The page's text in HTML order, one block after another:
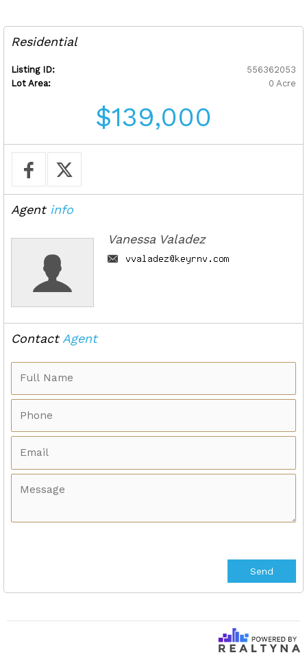
Residential
Listing ID:
556362053
Lot Area:
0 Acre
$139,000
Agentinfo
Vanessa Valadez
ContactAgent